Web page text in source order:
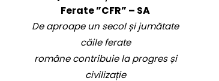
Ferate ”CFR” – SA
De aproape un secol și jumătate
căile ferate
române contribuie la progres și
civilizație